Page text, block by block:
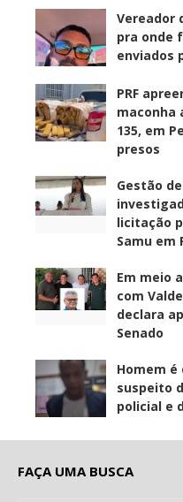
Vereador
pra onde
enviados
PRF
maconha
135, em
presos
Gestão
licitação
Samu em
Em meio
com
declara
Senado
Homem
suspeito
policial e
FAÇA UMA BUSCA